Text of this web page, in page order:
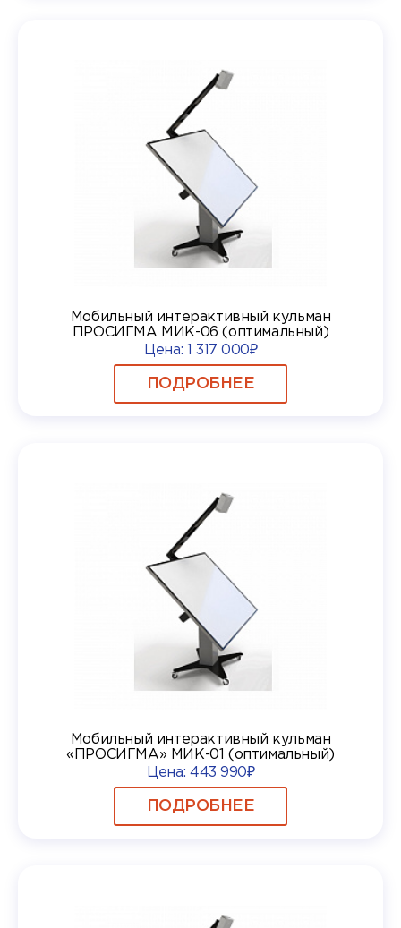
Мобильный интерактивный кульман
ПРОСИГМА МИК-06 (оптимальный)
Цена: 1 317 000₽
ПОДРОБНЕЕ
Мобильный интерактивный кульман
«ПРОСИГМА» МИК-01 (оптимальный)
Цена: 443 990₽
ПОДРОБНЕЕ